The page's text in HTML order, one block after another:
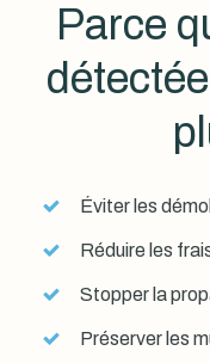
Parce
Éviter les
Réduire les
Stopper la
Préserver les